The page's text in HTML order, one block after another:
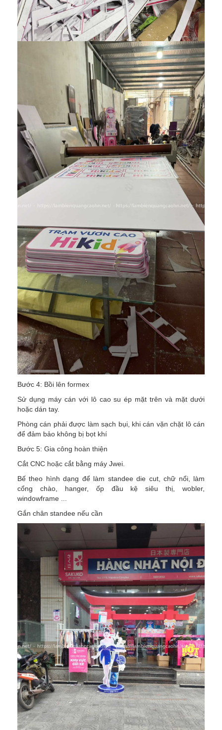
Bước 4: Bồi lên formex
Sử dụng máy cán với lô cao su ép mặt trên và mặt dưới
hoặc dán tay.
Phòng cán phải được làm sạch bụi, khi cán vặn chặt lô cán
để đảm bảo không bị bọt khí
Bước 5: Gia công hoàn thiện
Cắt CNC hoặc cắt bằng máy Jwei.
Bế theo hình dạng để làm standee die cut, chữ nổi, làm
cổng chào, hanger, ốp đầu kệ siêu thị, wobler,
windowframe ...
Gắn chân standee nếu cần